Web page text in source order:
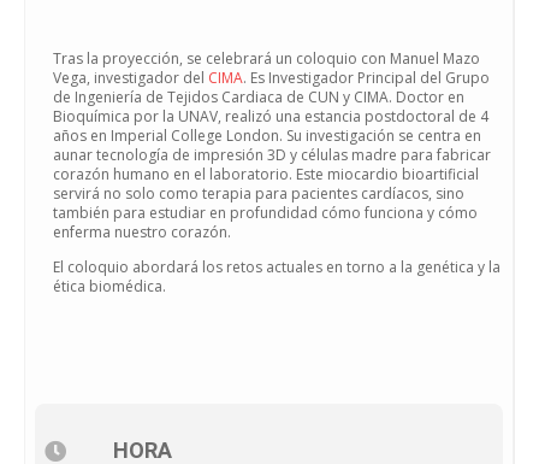
Tras la proyección, se celebrará un coloquio con Manuel Mazo
Vega, investigador del CIMA. Es Investigador Principal del Grupo
de Ingeniería de Tejidos Cardiaca de CUN y CIMA. Doctor en
Bioquímica por la UNAV, realizó una estancia postdoctoral de 4
años en Imperial College London. Su investigación se centra en
aunar tecnología de impresión 3D y células madre para fabricar
corazón humano en el laboratorio. Este miocardio bioartificial
servirá no solo como terapia para pacientes cardíacos, sino
también para estudiar en profundidad cómo funciona y cómo
enferma nuestro corazón.
El coloquio abordará los retos actuales en torno a la genética y la
ética biomédica.
HORA